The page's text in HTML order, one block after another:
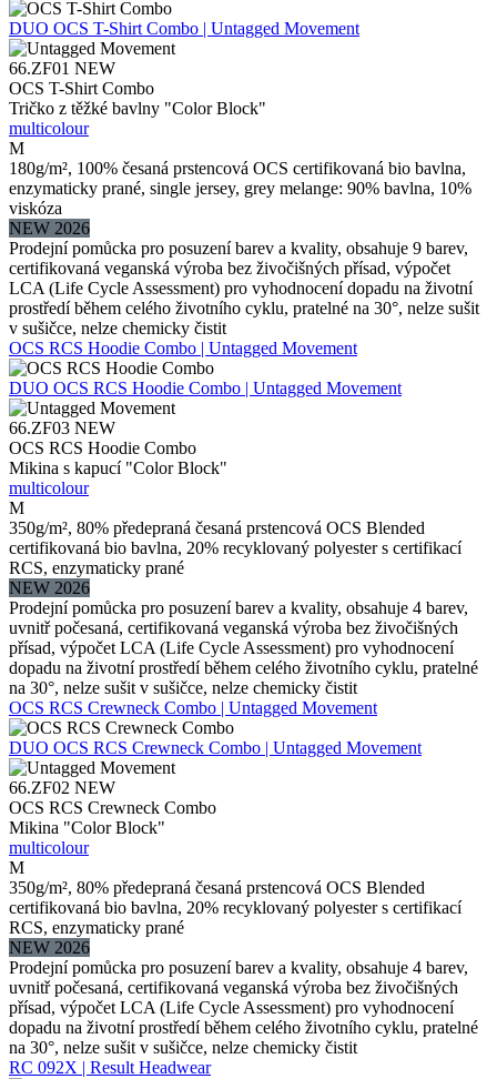
DUO OCS T-Shirt Combo | Untagged Movement
66.ZF01 NEW
OCS T-Shirt Combo
Tričko z těžké bavlny "Color Block"
multicolour
M
180g/m², 100% česaná prstencová OCS certifikovaná bio bavlna,
enzymaticky prané, single jersey, grey melange: 90% bavlna, 10%
viskóza
NEW 2026
Prodejní pomůcka pro posuzení barev a kvality, obsahuje 9 barev,
certifikovaná veganská výroba bez živočišných přísad, výpočet
LCA (Life Cycle Assessment) pro vyhodnocení dopadu na životní
prostředí během celého životního cyklu, pratelné na 30°, nelze sušit
v sušičce, nelze chemicky čistit
OCS RCS Hoodie Combo | Untagged Movement
DUO OCS RCS Hoodie Combo | Untagged Movement
66.ZF03 NEW
OCS RCS Hoodie Combo
Mikina s kapucí "Color Block"
multicolour
M
350g/m², 80% předepraná česaná prstencová OCS Blended
certifikovaná bio bavlna, 20% recyklovaný polyester s certifikací
RCS, enzymaticky prané
NEW 2026
Prodejní pomůcka pro posuzení barev a kvality, obsahuje 4 barev,
uvnitř počesaná, certifikovaná veganská výroba bez živočišných
přísad, výpočet LCA (Life Cycle Assessment) pro vyhodnocení
dopadu na životní prostředí během celého životního cyklu, pratelné
na 30°, nelze sušit v sušičce, nelze chemicky čistit
OCS RCS Crewneck Combo | Untagged Movement
DUO OCS RCS Crewneck Combo | Untagged Movement
66.ZF02 NEW
OCS RCS Crewneck Combo
Mikina "Color Block"
multicolour
M
350g/m², 80% předepraná česaná prstencová OCS Blended
certifikovaná bio bavlna, 20% recyklovaný polyester s certifikací
RCS, enzymaticky prané
NEW 2026
Prodejní pomůcka pro posuzení barev a kvality, obsahuje 4 barev,
uvnitř počesaná, certifikovaná veganská výroba bez živočišných
přísad, výpočet LCA (Life Cycle Assessment) pro vyhodnocení
dopadu na životní prostředí během celého životního cyklu, pratelné
na 30°, nelze sušit v sušičce, nelze chemicky čistit
RC 092X | Result Headwear